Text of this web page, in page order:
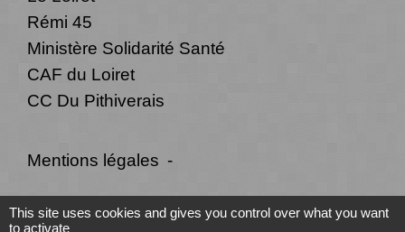
Rémi 45
Ministère Solidarité Santé
CAF du Loiret
CC Du Pithiverais
Mentions légales -
Politique de confidentialité - Accessibilité -
This site uses cookies and gives you control over what you want
to activate